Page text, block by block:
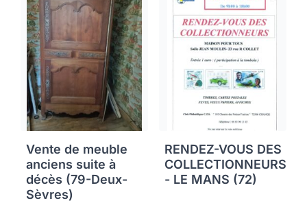
Vente de meuble
anciens suite à
décès (79-Deux-
Sèvres)
RENDEZ-VOUS DES
COLLECTIONNEURS
- LE MANS (72)